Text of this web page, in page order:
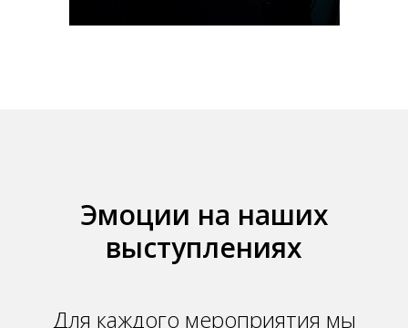
Эмоции на наших
выступлениях
Для каждого мероприятия мы